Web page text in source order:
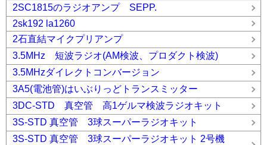
2SC1815のラジオアンプ SEPP.
2sk192 la1260
2石直結マイクプリアンプ
3.5MHz 短波ラジオ(AM検波、プロダクト検波)
3.5MHzダイレクトコンバージョン
3A5(電池管)はいぶりっどトランスミッター
3DC-STD 真空管 高1ゲルマ検波ラジオキット
3S-STD 真空管 3球スーパーラジオキット
3S-STD 真空管 3球スーパーラジオキット 2号機